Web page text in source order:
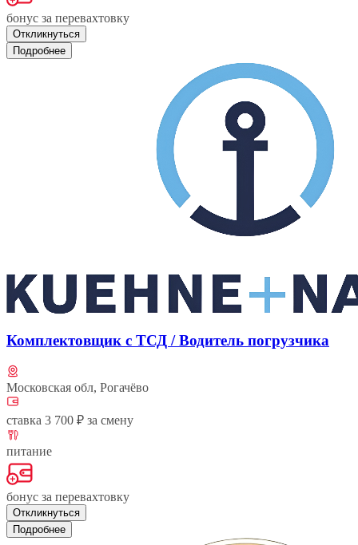
бонус за перевахтовку
Откликнуться
Подробнее
Комплектовщик с ТСД / Водитель погрузчика
Московская обл, Рогачёво
ставка 3 700 ₽ за смену
питание
бонус за перевахтовку
Откликнуться
Подробнее